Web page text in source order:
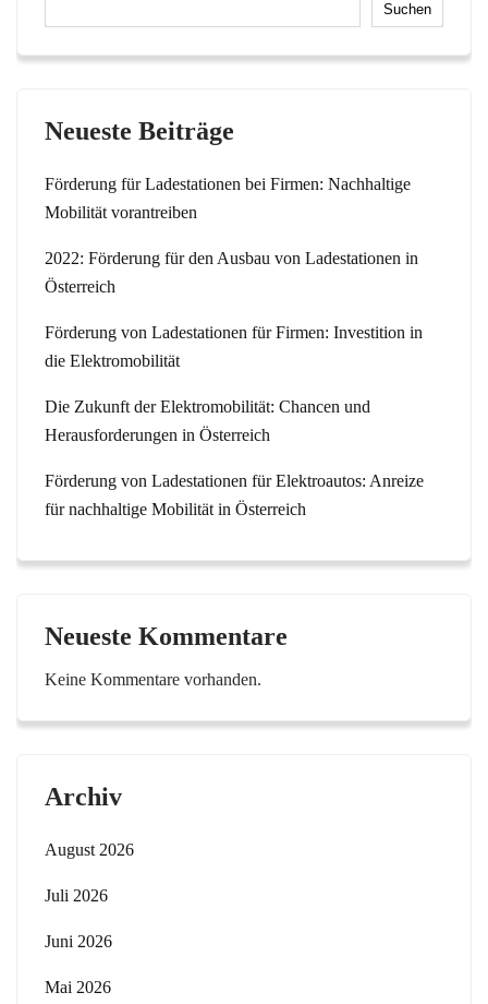
Suchen
Neueste Beiträge
Förderung für Ladestationen bei Firmen: Nachhaltige
Mobilität vorantreiben
2022: Förderung für den Ausbau von Ladestationen in
Österreich
Förderung von Ladestationen für Firmen: Investition in
die Elektromobilität
Die Zukunft der Elektromobilität: Chancen und
Herausforderungen in Österreich
Förderung von Ladestationen für Elektroautos: Anreize
für nachhaltige Mobilität in Österreich
Neueste Kommentare
Keine Kommentare vorhanden.
Archiv
August 2026
Juli 2026
Juni 2026
Mai 2026